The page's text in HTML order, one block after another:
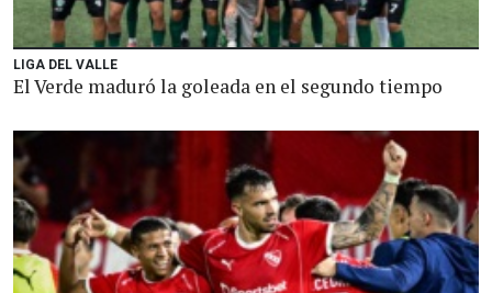
LIGA DEL VALLE
El Verde maduró la goleada en el segundo tiempo